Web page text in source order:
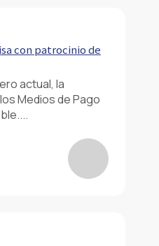
con patrocinio de
actual, la
Medios de Pago